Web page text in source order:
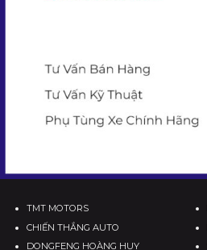
TMT MOTORS
CHIẾN THẮNG AUTO
DONGFENG HOÀNG HUY